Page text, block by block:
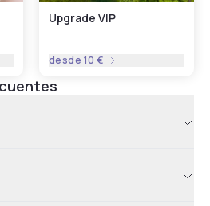
Upgrade VIP
desde 10 €